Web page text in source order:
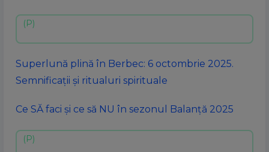
Superlună plină în Berbec: 6 octombrie 2025.
Semnificații și ritualuri spirituale
Ce SĂ faci și ce să NU în sezonul Balanță 2025